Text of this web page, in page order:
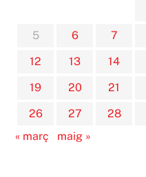
5
6 7
12
13 14
19
20 21
26
27 28
« març
maig »